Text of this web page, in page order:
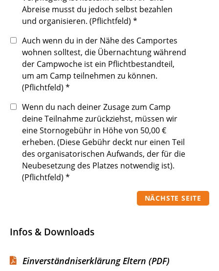
Abreise musst du jedoch selbst bezahlen
und organisieren. (Pflichtfeld) *
Auch wenn du in der Nähe des Camportes
wohnen solltest, die Übernachtung während
der Campwoche ist ein Pflichtbestandteil,
um am Camp teilnehmen zu können.
(Pflichtfeld) *
Wenn du nach deiner Zusage zum Camp
deine Teilnahme zurückziehst, müssen wir
eine Stornogebühr in Höhe von 50,00 €
erheben. (Diese Gebühr deckt nur einen Teil
des organisatorischen Aufwands, der für die
Neubesetzung des Platzes notwendig ist).
(Pflichtfeld) *
NÄCHSTE SEITE
Infos & Downloads
Einverständniserklärung Eltern (PDF)